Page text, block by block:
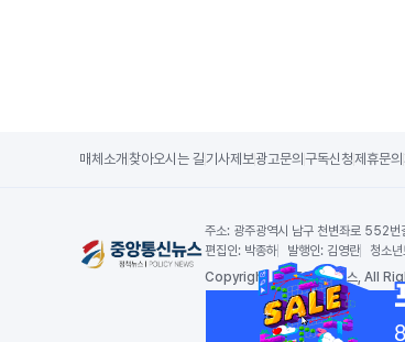
매체소개 찾아오시는 길기사제보광고문의 구독신청제휴문의
주소: 광주광역시 남구 천변좌로 552번
편집인: 박종하 발행인: 김영란 청소
Copyright by 중앙통신뉴스, All